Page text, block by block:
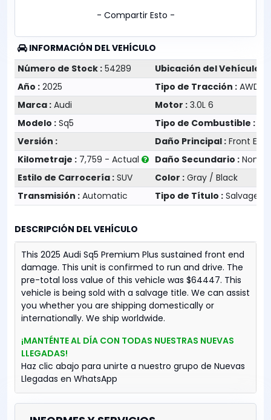
- Compartir Esto -
INFORMACIÓN DEL VEHÍCULO
Número de Stock :54289 Ubicación del Vehículo :
Año :2025 Tipo de Tracción :AWD
Marca :Audi Motor :3.0L 6
Modelo :Sq5 Tipo de Combustible :
Versión :
Daño Principal :Front End
Kilometraje :7,759 - Actual Daño Secundario :None
Estilo de Carrocería :SUV Color :Gray / Black
Transmisión :Automatic Tipo de Título :Salvage
DESCRIPCIÓN DEL VEHÍCULO
This 2025 Audi Sq5 Premium Plus sustained front end
damage. This unit is confirmed to run and drive. The
pre-total loss value of this vehicle was $64447. This
vehicle is being sold with a salvage title. We can assist
you whether you are shipping domestically or
internationally. We ship worldwide.
¡MANTÉNTE AL DÍA CON TODAS NUESTRAS NUEVAS
LLEGADAS!
Haz clic abajo para unirte a nuestro grupo de Nuevas
Llegadas en WhatsApp